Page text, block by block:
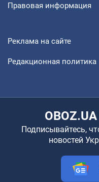
Правовая информация
Реклама на сайте
Редакционная политика
Подписывайтесь,
новостей